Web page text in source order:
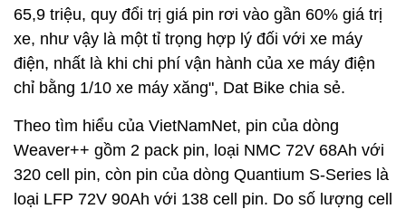
65,9 triệu, quy đổi trị giá pin rơi vào gần 60% giá trị
xe, như vậy là một tỉ trọng hợp lý đối với xe máy
điện, nhất là khi chi phí vận hành của xe máy điện
chỉ bằng 1/10 xe máy xăng", Dat Bike chia sẻ.
Theo tìm hiểu của VietNamNet, pin của dòng
Weaver++ gồm 2 pack pin, loại NMC 72V 68Ah với
320 cell pin, còn pin của dòng Quantium S-Series là
loại LFP 72V 90Ah với 138 cell pin. Do số lượng cell